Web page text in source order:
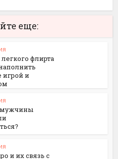
еще:
флирта
и
и их связь с